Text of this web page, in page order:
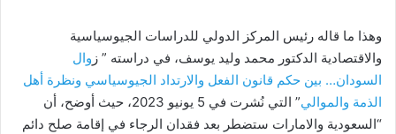
وهذا ما قاله رئيس المركز الدولي للدراسات الجيوسياسية
والاقتصادية الدكتور محمد وليد يوسف، في دراسته ” ز وال
السودان… بين حكم قانون الفعل والارتداد الجيوسياسي ونظرة أهل
الذمة والموالي
” التي نُشرت في 5 يونيو 2023، حيث أوضح، أن
“السعودية والامارات ستضطر بعد فقدان الرجاء في إقامة صلح دائم